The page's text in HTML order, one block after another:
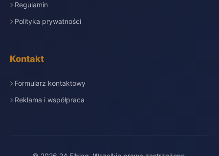
Regulamin
Polityka prywatności
Kontakt
Formularz kontaktowy
Reklama i współpraca